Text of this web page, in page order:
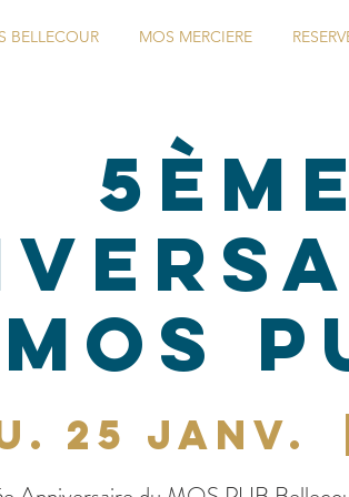
BELLECOUR MOS MERCIERE
5ème
MOS
25 janv.